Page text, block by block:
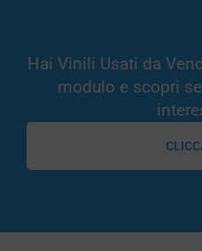
Hai Vinili Usati da
modulo e scopri